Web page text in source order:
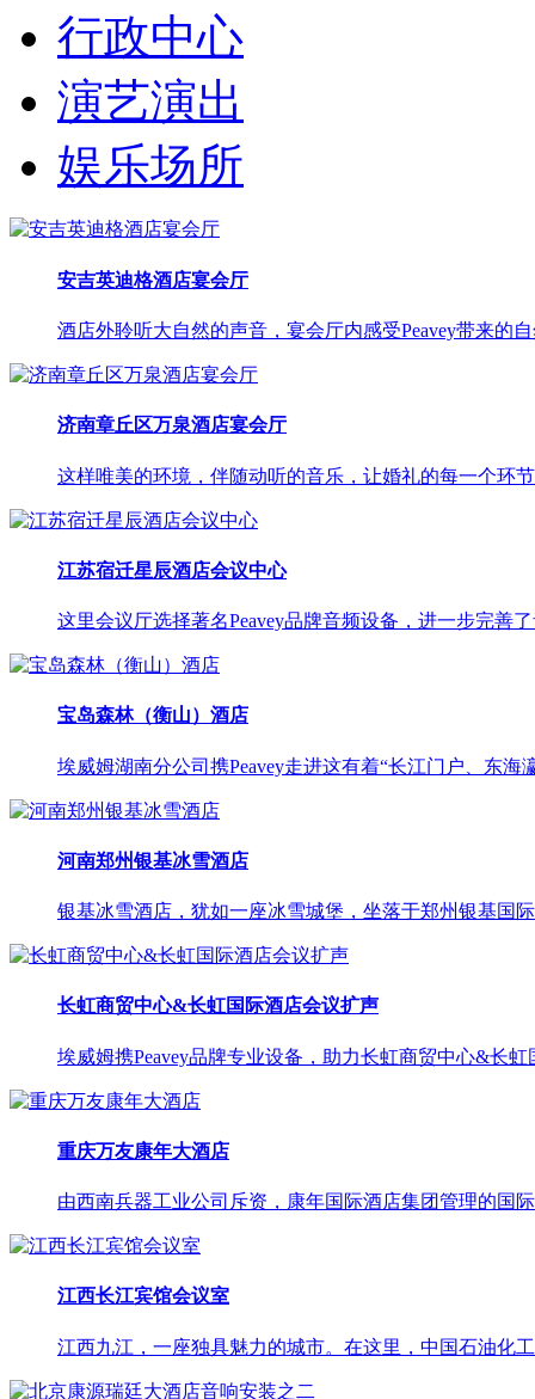
行政中心
演艺演出
娱乐场所
安吉英迪格酒店宴会厅
酒店外聆听大自然的声音，宴会厅内感受Peavey带来的
济南章丘区万泉酒店宴会厅
这样唯美的环境，伴随动听的音乐，让婚礼的每一个环
江苏宿迁星辰酒店会议中心
这里会议厅选择著名Peavey品牌音频设备，进一步完善
宝岛森林（衡山）酒店
埃威姆湖南分公司携Peavey走进这有着“长江门户、东
河南郑州银基冰雪酒店
银基冰雪酒店，犹如一座冰雪城堡，坐落于郑州银基国
长虹商贸中心&长虹国际酒店会议扩声
埃威姆携Peavey品牌专业设备，助力长虹商贸中心&长
重庆万友康年大酒店
由西南兵器工业公司斥资，康年国际酒店集团管理的
江西长江宾馆会议室
江西九江，一座独具魅力的城市。在这里，中国石油化